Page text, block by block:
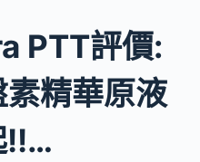
PTT評價:
精華原液
!!…